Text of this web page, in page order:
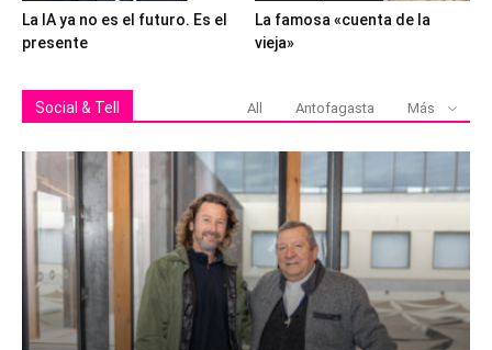
La IA ya no es el futuro. Es el
presente
La famosa «cuenta de la
vieja»
Social & Tell All Antofagasta Más